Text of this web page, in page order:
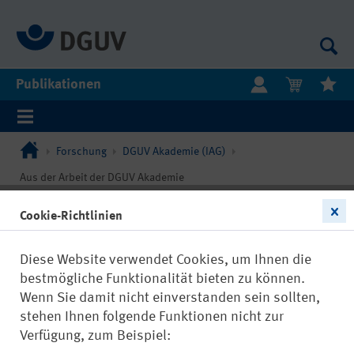
Publikationen
Forschung DGUV Akademie (IAG)
Aus der Arbeit der DGUV Akademie
Cookie-Richtlinien
Diese Website verwendet Cookies, um Ihnen die
bestmögliche Funktionalität bieten zu können.
Wenn Sie damit nicht einverstanden sein sollten,
stehen Ihnen folgende Funktionen nicht zur
Verfügung, zum Beispiel: